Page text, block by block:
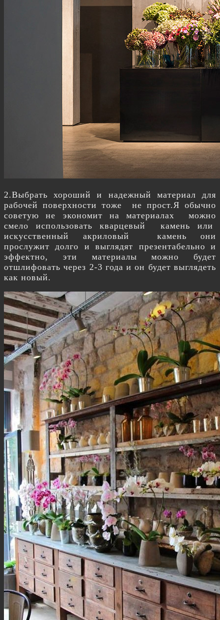
2.Выбрать хороший и надежный материал для
рабочей поверхности тоже не прост.Я обычно
советую не экономит на материалах можно
смело использовать кварцевый камень или
искусственный акриловый камень они
прослужит долго и выглядят презентабельно и
эффектно, эти материалы можно будет
отшлифовать через 2-3 года и он будет выглядеть
как новый.